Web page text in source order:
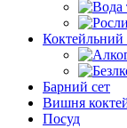
Коктейльний
Барний сет
Вишня
Посуд